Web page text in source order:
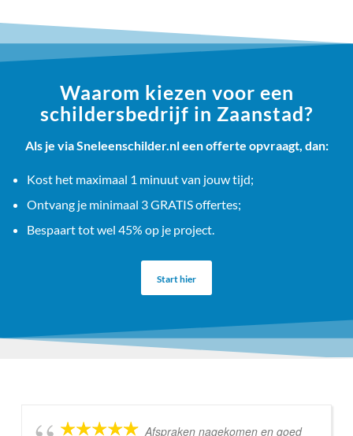
Waarom kiezen voor een
schildersbedrijf in Zaanstad?
Als je via Sneleenschilder.nl een offerte opvraagt, dan:
Kost het maximaal 1 minuut van jouw tijd;
Ontvang je minimaal 3 GRATIS offertes;
Bespaart tot wel 45% op je project.
Start hier
Afspraken nagekomen en goed